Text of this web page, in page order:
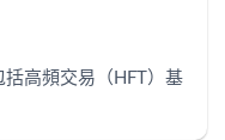
高頻交易（HFT）基